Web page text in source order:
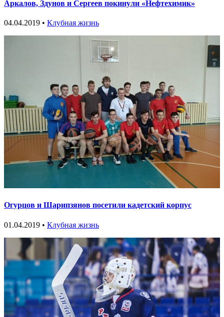
Аркалов, Здунов и Сергеев покинули «Нефтехимик»
04.04.2019 • Клубная жизнь
Огурцов и Шарипзянов посетили кадетский корпус
01.04.2019 • Клубная жизнь